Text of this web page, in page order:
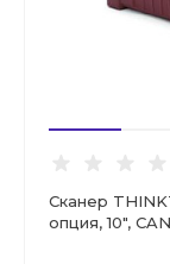
Сканер
опция, 10",